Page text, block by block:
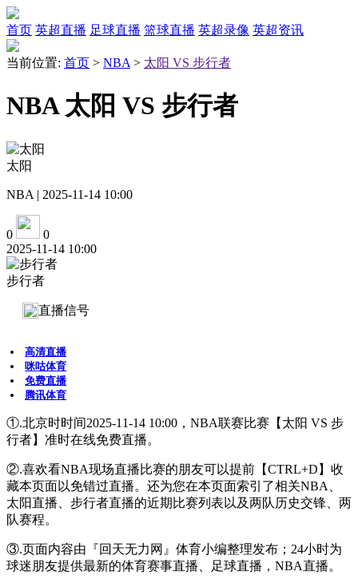
首页 英超直播 足球直播 篮球直播 英超录像 英超资讯
当前位置: 首页 > NBA > 太阳 VS 步行者
NBA 太阳 VS 步行者
太阳
NBA | 2025-11-14 10:00
0
0
2025-11-14 10:00
步行者
直播信号
高清直播
咪咕体育
免费直播
腾讯体育
①.北京时时间2025-11-14 10:00，NBA联赛比赛【太阳 VS 步
行者】准时在线免费直播。
②.喜欢看NBA现场直播比赛的朋友可以提前【CTRL+D】收
藏本页面以免错过直播。还为您在本页面索引了相关NBA、
太阳直播、步行者直播的近期比赛列表以及两队历史交锋、两
队赛程。
③.页面内容由『回天无力网』体育小编整理发布；24小时为
球迷朋友提供最新的体育赛事直播、足球直播，NBA直播。